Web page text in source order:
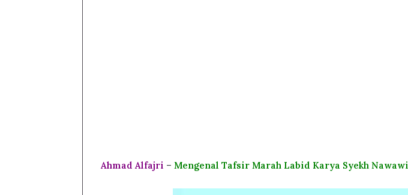
Ahmad Alfajri – Mengenal Tafsir Marah Labid Karya Syekh Nawawi